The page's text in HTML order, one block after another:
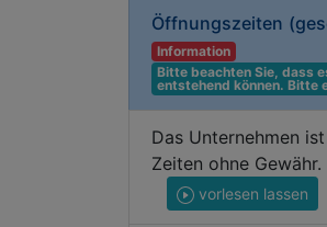
Öffnungszeiten
Information
Bitte beachten Sie, dass
entstehend können. Bitte
Das Unternehmen
Zeiten ohne Gewähr.
vorlesen lassen